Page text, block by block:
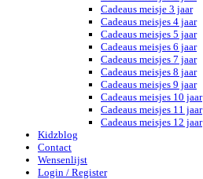
Cadeaus meisje 3 jaar
Cadeaus meisjes 4 jaar
Cadeaus meisjes 5 jaar
Cadeaus meisjes 6 jaar
Cadeaus meisjes 7 jaar
Cadeaus meisjes 8 jaar
Cadeaus meisjes 9 jaar
Cadeaus meisjes 10 jaar
Cadeaus meisjes 11 jaar
Cadeaus meisjes 12 jaar
Kidzblog
Contact
Wensenlijst
Login / Register